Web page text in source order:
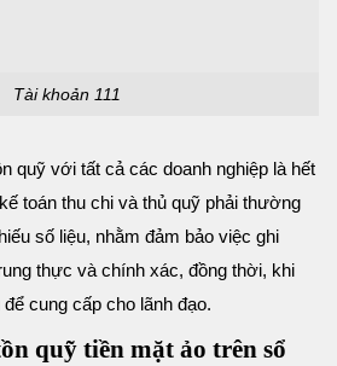
Tài khoản 111
quỹ với tất cả các doanh nghiệp là hết
toán thu chi và thủ quỹ phải thường
số liệu, nhằm đảm bảo việc ghi
thực và chính xác, đồng thời, khi
cung cấp cho lãnh đạo.
quỹ tiền mặt ảo trên sổ